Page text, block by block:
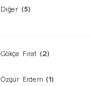
Diğer (5)
Gökçe Fırat (2)
Özgür Erdem (1)